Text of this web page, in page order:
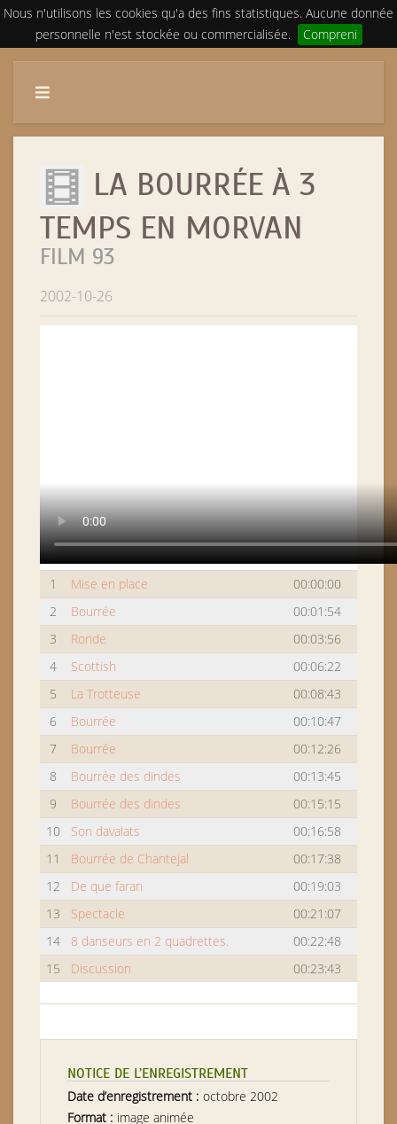
Nous n'utilisons les cookies qu'a des fins statistiques. Aucune donnée
personnelle n'est stockée ou commercialisée.
Compreni
LA BOURRÉE À 3
TEMPS EN MORVAN
FILM 93
2002-10-26
1 Mise en place
00:00:00
2
Bourrée
00:01:54
3
Ronde
00:03:56
4
Scottish
00:06:22
5
La Trotteuse
00:08:43
6
Bourrée
00:10:47
7
Bourrée
00:12:26
8
Bourrée des dindes
00:13:45
9
Bourrée des dindes
00:15:15
10
Son davalats
00:16:58
11
Bourrée de Chantejal
00:17:38
12
De que faran
00:19:03
13
Spectacle
00:21:07
14
8 danseurs en 2 quadrettes.
00:22:48
15
Discussion 00:23:43
NOTICE DE L’ENREGISTREMENT
Date d’enregistrement : octobre 2002
Format : image animée